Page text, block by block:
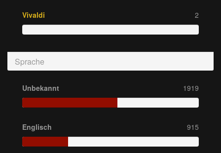
Vivaldi 2
Sprache
Unbekannt 1919
Englisch 915